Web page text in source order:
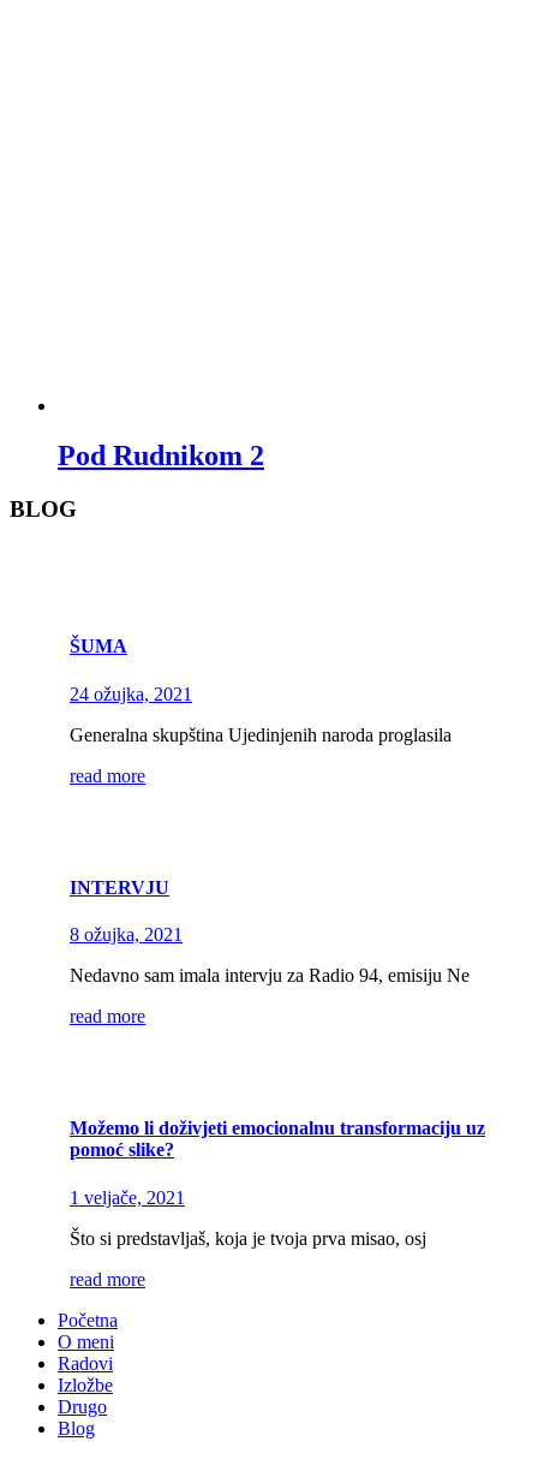
Pod Rudnikom 2
BLOG
ŠUMA
24 ožujka, 2021
Generalna skupština Ujedinjenih naroda proglasila
read more
INTERVJU
8 ožujka, 2021
Nedavno sam imala intervju za Radio 94, emisiju Ne
read more
Možemo li doživjeti emocionalnu transformaciju uz
pomoć slike?
1 veljače, 2021
Što si predstavljaš, koja je tvoja prva misao, osj
read more
Početna
O meni
Radovi
Izložbe
Drugo
Blog